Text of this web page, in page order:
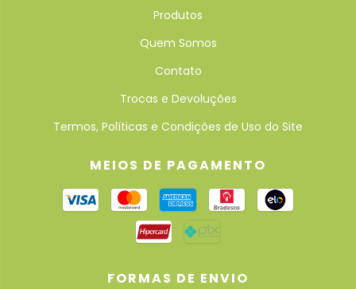
Produtos
Quem Somos
Contato
Trocas e Devoluções
Termos, Políticas e Condições de Uso do Site
MEIOS DE PAGAMENTO
FORMAS DE ENVIO